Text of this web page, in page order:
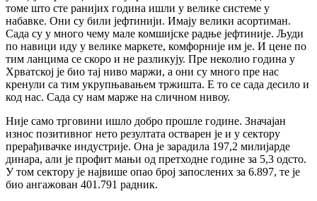
томе што сте ранијих година ишли у велике системе у
набавке. Они су били јефтинији. Имају велики асортиман.
Сада су у много чему мале комшијске радње јефтиније. Људи
по навици иду у велике маркете, комфорније им је. И цене по
тим ланцима се скоро и не разликују. Пре неколио година у
Хрватској је био тај ниво маржи, а они су много пре нас
кренули са тим укрупњавањем тржишта. Е то се сада десило и
код нас. Сада су нам марже на сличном нивоу.
Није само трговини ишло добро прошле године. Значајан
износ позитивног нето резултата остварен је и у сектору
прерађивачке индустрије. Она је зарадила 197,2 милијарде
динара, али је профит мањи од претходне године за 5,3 одсто.
У том сектору је највише опао број запослених за 6.897, те је
био ангажован 401.791 радник.